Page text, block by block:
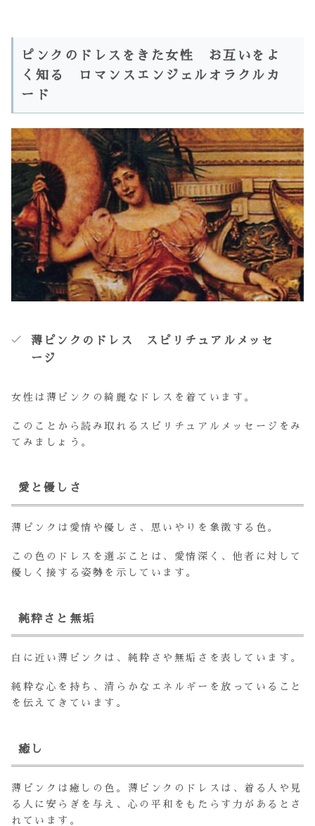
ピンクのドレスをきた女性 お互いをよ
く知る ロマンスエンジェルオラクルカ
ード
薄ピンクのドレス スピリチュアルメッセ
ージ
女性は薄ピンクの綺麗なドレスを着ています。
このことから読み取れるスピリチュアルメッセージをみ
てみましょう。
愛と優しさ
薄ピンクは愛情や優しさ、思いやりを象徴する色。
この色のドレスを選ぶことは、愛情深く、他者に対して
優しく接する姿勢を示しています。
純粋さと無垢
白に近い薄ピンクは、純粋さや無垢さを表しています。
純粋な心を持ち、清らかなエネルギーを放っていること
を伝えてきています。
癒し
薄ピンクは癒しの色。薄ピンクのドレスは、着る人や見
る人に安らぎを与え、心の平和をもたらす力があるとさ
れています。